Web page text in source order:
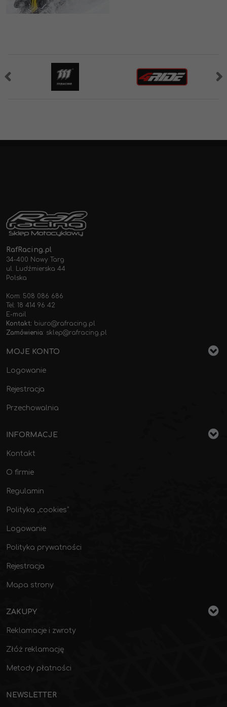
RafRacing.pl
34-400 Nowy Targ
ul. Ludźmierska 44
Polska
Kom: 508 086 686
Tel: 18 414 96 42
E-mail
Kontakt: biuro@rafracing.pl
Zamówienia: sklep@rafracing.pl
MOJE KONTO
Logowanie
Rejestracja
Przechowalnia
INFORMACJE
Kontakt
O firmie
Regulamin
Polityka „cookies”
Logowanie
Polityka prywatności
Rejestracja
Mapa strony
ZAKUPY
Reklamacje i zwroty
Złóż reklamację
Metody płatności
NEWSLETTER